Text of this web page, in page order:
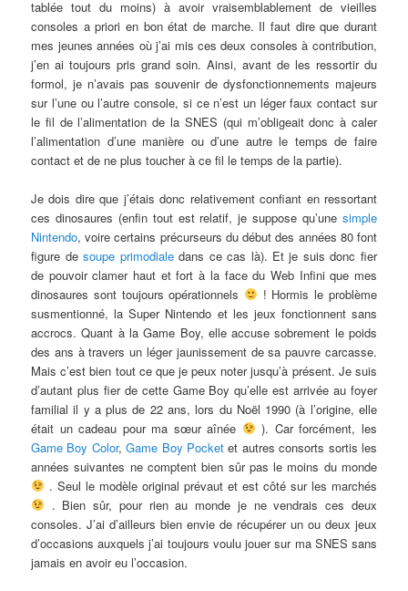
tablée tout du moins) à avoir vraisemblablement de vieilles
consoles a priori en bon état de marche. Il faut dire que durant
mes jeunes années où j’ai mis ces deux consoles à contribution,
j’en ai toujours pris grand soin. Ainsi, avant de les ressortir du
formol, je n’avais pas souvenir de dysfonctionnements majeurs
sur l’une ou l’autre console, si ce n’est un léger faux contact sur
le fil de l’alimentation de la SNES (qui m’obligeait donc à caler
l’alimentation d’une manière ou d’une autre le temps de faire
contact et de ne plus toucher à ce fil le temps de la partie).
Je dois dire que j’étais donc relativement confiant en ressortant
ces dinosaures (enfin tout est relatif, je suppose qu’une simple
Nintendo, voire certains précurseurs du début des années 80 font
figure desoupe primodialedans ce cas là). Et je suis donc fier
de pouvoir clamer haut et fort à la face du Web Infini que mes
dinosaures sont toujours opérationnels
! Hormis le problème
susmentionné, la Super Nintendo et les jeux fonctionnent sans
accrocs. Quant à la Game Boy, elle accuse sobrement le poids
des ans à travers un léger jaunissement de sa pauvre carcasse.
Mais c’est bien tout ce que je peux noter jusqu’à présent. Je suis
d’autant plus fier de cette Game Boy qu’elle est arrivée au foyer
familial il y a plus de 22 ans, lors du Noël 1990 (à l’origine, elle
était un cadeau pour ma sœur aînée
). Car forcément, les
Game Boy Color,Game Boy Pocket et autres consorts sortis les
années suivantes ne comptent bien sûr pas le moins du monde
. Seul le modèle original prévaut et est côté sur les marchés
. Bien sûr, pour rien au monde je ne vendrais ces deux
consoles. J’ai d’ailleurs bien envie de récupérer un ou deux jeux
d’occasions auxquels j’ai toujours voulu jouer sur ma SNES sans
jamais en avoir eu l’occasion.